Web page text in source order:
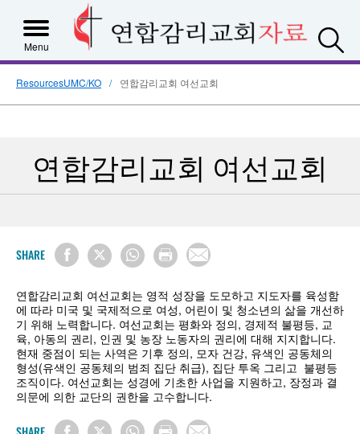
Menu
ResourcesUMC/KO 연합감리교회 여선교회
연합감리교회 여선교회
SHARE
연합감리교회 여선교회는 영적 성장을 도모하고 지도자를 육성함
에 따라 미국 및 국제적으로 여성, 어린이 및 청소년의 삶을 개선하
기 위해 노력합니다. 여선교회는 평화와 정의, 경제적 불평등, 교
육, 아동의 권리, 인권 및 농장 노동자의 권리에 대해 지지합니다.
현재 중점이 되는 사역은 기후 정의, 모자 건강, 유색인 공동체의
형성(유색인 공동체의 범죄 집단 취급), 집단 투옥 그리고 불평등
조직이다. 여선교회는 성경에 기초한 사업을 지원하고, 장정과 결
의문에 의한 교단의 권한을 고수합니다.